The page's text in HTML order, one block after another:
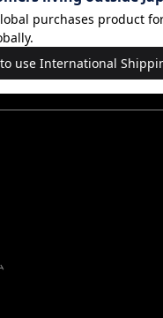
近チェックした商品